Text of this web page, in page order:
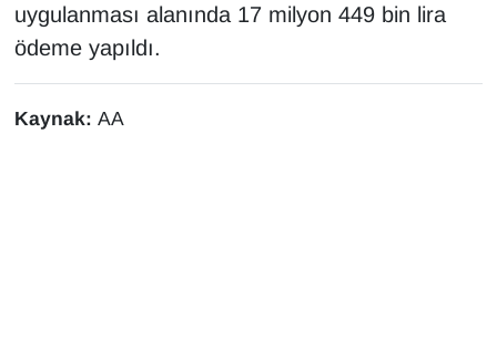
uygulanması alanında 17 milyon 449 bin lira
ödeme yapıldı.
Kaynak: AA
Seri İlan
SİYASET